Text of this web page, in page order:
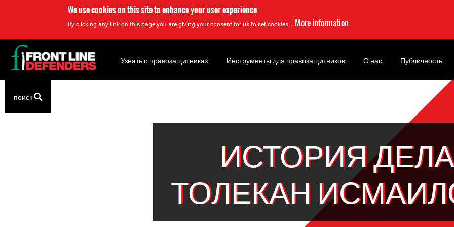
We use cookies on this site to enhance your user experience
By clicking any link on this page you are giving your consent for us to set cookies. More information
top
ИСТОРИЯ
ТОЛЕКАН
Back
to
top
Узнать о правозащитниках Инструменты для правозащитников О нас Публичность
поиск